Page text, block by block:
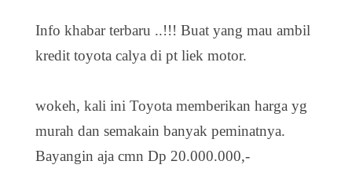
Info khabar terbaru ..!!! Buat yang mau ambil
kredit toyota calya di pt liek motor.
wokeh, kali ini Toyota memberikan harga yg
murah dan semakain banyak peminatnya.
Bayangin aja cmn Dp 20.000.000,-